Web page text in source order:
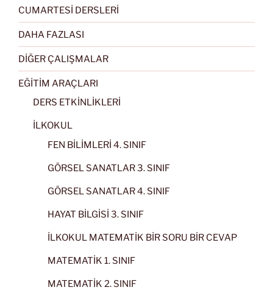
CUMARTESİ DERSLERİ
DAHA FAZLASI
DİĞER ÇALIŞMALAR
EĞİTİM ARAÇLARI
DERS ETKİNLİKLERİ
İLKOKUL
FEN BİLİMLERİ 4. SINIF
GÖRSEL SANATLAR 3. SINIF
GÖRSEL SANATLAR 4. SINIF
HAYAT BİLGİSİ 3. SINIF
İLKOKUL MATEMATİK BİR SORU BİR CEVAP
MATEMATİK 1. SINIF
MATEMATİK 2. SINIF